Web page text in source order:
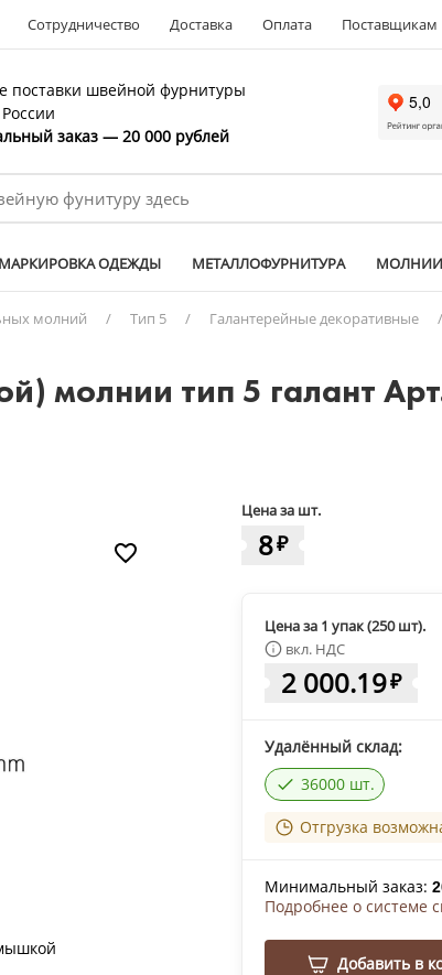
Сотрудничество Доставка Оплата Поставщикам
поставки швейной фурнитуры
заказ — 20 000 рублей
МАРКИРОВКА ОДЕЖДЫ МЕТАЛЛОФУРНИТУРА МОЛНИИ
молний / Тип 5 / Галантерейные декоративные /
молнии тип 5 галант
Цена за шт.
8₽
Цена за 1 упак (250 шт).
вкл. НДС
2 000.19₽
Удалённый склад:
36000 шт.
Отгрузка
Минимальный заказ:
Подробнее о системе
Добавить в